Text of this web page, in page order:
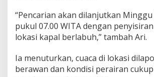
“Pencarian akan dilanjutkan
pukul 07.00 WITA dengan
lokasi kapal berlabuh,” tambah Ari.
Ia menuturkan, cuaca di lokasi
berawan dan kondisi perairan